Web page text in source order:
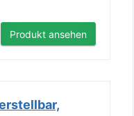
Produkt ansehen